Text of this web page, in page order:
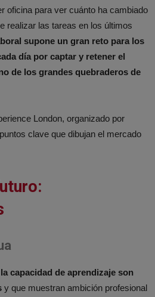
oficina para ver cuánto ha cambiado
realizar las tareas en los últimos
supone un gran reto para los
día por captar y retener el
de los grandes quebraderos de
London, organizado por
clave que dibujan el mercado
capacidad de aprendizaje son
y que muestran ambición profesional